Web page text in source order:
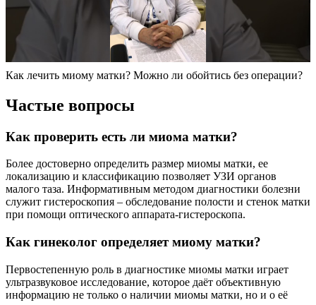
Как лечить миому матки? Можно ли обойтись без операции?
Частые вопросы
Как проверить есть ли миома матки?
Более достоверно определить размер миомы матки, ее
локализацию и классификацию позволяет УЗИ органов
малого таза. Информативным методом диагностики болезни
служит гистероскопия – обследование полости и стенок матки
при помощи оптического аппарата-гистероскопа.
Как гинеколог определяет миому матки?
Первостепенную роль в диагностике миомы матки играет
ультразвуковое исследование, которое даёт объективную
информацию не только о наличии миомы матки, но и о её